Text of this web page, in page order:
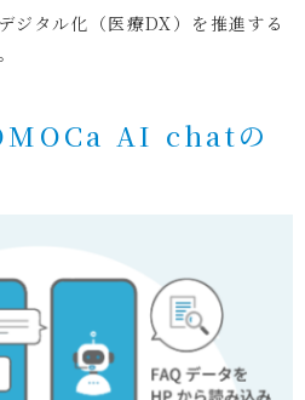
ジタル化（医療DX）を推進する
AI chatの